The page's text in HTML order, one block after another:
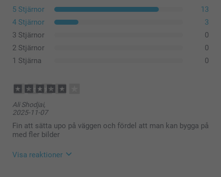
5 Stjärnor
13
4 Stjärnor
3
3 Stjärnor
0
2 Stjärnor
0
1 Stjärna
0
Ali Shodjai,
2025-11-07
Fin att sätta upo på väggen och fördel att man kan bygga på
med fler bilder
Visa reaktioner